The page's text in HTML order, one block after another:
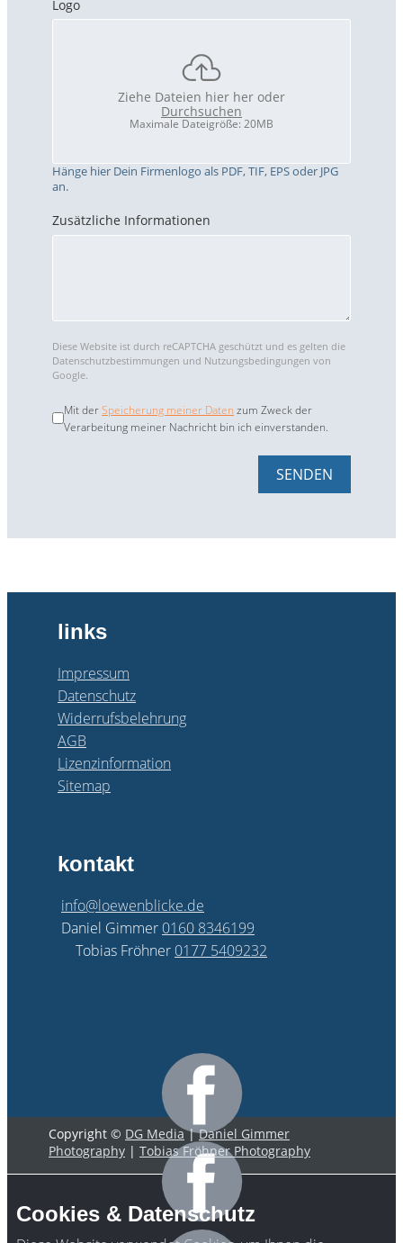
Logo
Ziehe Dateien hier her oder
Durchsuchen
Maximale Dateigröße: 20MB
Hänge hier Dein Firmenlogo als PDF, TIF, EPS oder JPG
an.
Zusätzliche Informationen
reCAPTCHA*
Diese Website ist durch reCAPTCHA geschützt und es gelten die
Datenschutzbestimmungen und Nutzungsbedingungen von
Google.
Nutzungsbedingungen*
Mit derSpeicherung meiner Daten zum Zweck der
Verarbeitung meiner Nachricht bin ich einverstanden.
SENDEN
links
Impressum
Datenschutz
Widerrufsbelehrung
AGB
Lizenzinformation
Sitemap
kontakt
info@loewenblicke.de
Daniel Gimmer 0160 8346199
Tobias Fröhner 0177 5409232
Copyright © DG Media|Daniel Gimmer
Photography | Tobias Fröhner Photography
Cookies & Datenschutz